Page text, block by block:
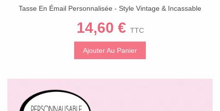
Tasse En Émail Personnalisée - Style Vintage & Incassable
14,60 € TTC
Ajouter Au Panier